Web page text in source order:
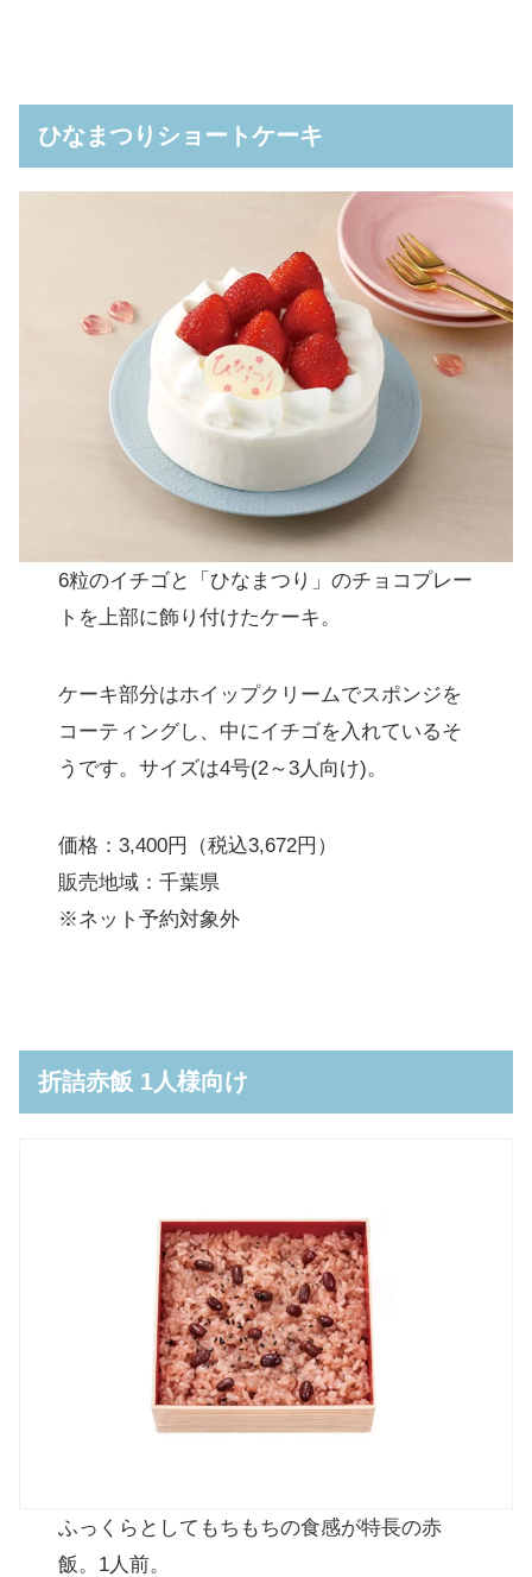
ひなまつりショートケーキ
6粒のイチゴと「ひなまつり」のチョコプレー
トを上部に飾り付けたケーキ。
ケーキ部分はホイップクリームでスポンジを
コーティングし、中にイチゴを入れているそ
うです。サイズは4号(2～3人向け)。
価格：3,400円（税込3,672円）
販売地域：千葉県
※ネット予約対象外
折詰赤飯 1人様向け
ふっくらとしてもちもちの食感が特長の赤
飯。1人前。